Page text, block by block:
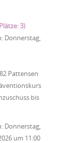
3)
Donnerstag,
Pattensen
bis
Donnerstag,
um 11:00